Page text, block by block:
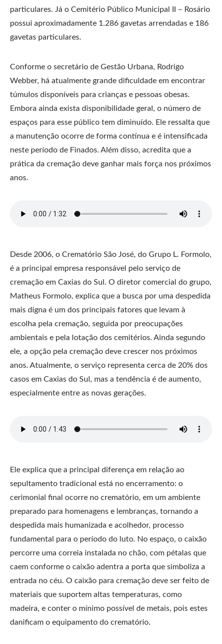
particulares. Já o Cemitério Público Municipal II – Rosário
possui aproximadamente 1.286 gavetas arrendadas e 186
gavetas particulares.
Conforme o secretário de Gestão Urbana, Rodrigo
Webber, há atualmente grande dificuldade em encontrar
túmulos disponíveis para crianças e pessoas obesas.
Embora ainda exista disponibilidade geral, o número de
espaços para esse público tem diminuído. Ele ressalta que
a manutenção ocorre de forma contínua e é intensificada
neste período de Finados. Além disso, acredita que a
prática da cremação deve ganhar mais força nos próximos
anos.
Desde 2006, o Crematório São José, do Grupo L. Formolo,
é a principal empresa responsável pelo serviço de
cremação em Caxias do Sul. O diretor comercial do grupo,
Matheus Formolo, explica que a busca por uma despedida
mais digna é um dos principais fatores que levam à
escolha pela cremação, seguida por preocupações
ambientais e pela lotação dos cemitérios. Ainda segundo
ele, a opção pela cremação deve crescer nos próximos
anos. Atualmente, o serviço representa cerca de 20% dos
casos em Caxias do Sul, mas a tendência é de aumento,
especialmente entre as novas gerações.
Ele explica que a principal diferença em relação ao
sepultamento tradicional está no encerramento: o
cerimonial final ocorre no crematório, em um ambiente
preparado para homenagens e lembranças, tornando a
despedida mais humanizada e acolhedor, processo
fundamental para o período do luto. No espaço, o caixão
percorre uma correia instalada no chão, com pétalas que
caem conforme o caixão adentra a porta que simboliza a
entrada no céu. O caixão para cremação deve ser feito de
materiais que suportem altas temperaturas, como
madeira, e conter o mínimo possível de metais, pois estes
danificam o equipamento do crematório.